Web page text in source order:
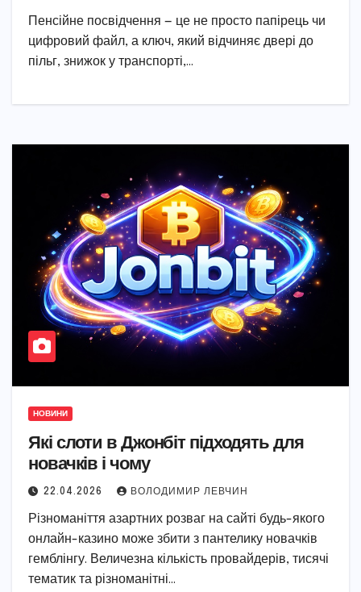
Пенсійне посвідчення — це не просто папірець чи
цифровий файл, а ключ, який відчиняє двері до
пільг, знижок у транспорті,…
НОВИНИ
Які слоти в Джонбіт підходять для
новачків і чому
22.04.2026 ВОЛОДИМИР ЛЕВЧИН
Різноманіття азартних розваг на сайті будь-якого
онлайн-казино може збити з пантелику новачків
гемблінгу. Величезна кількість провайдерів, тисячі
тематик та різноманітні…